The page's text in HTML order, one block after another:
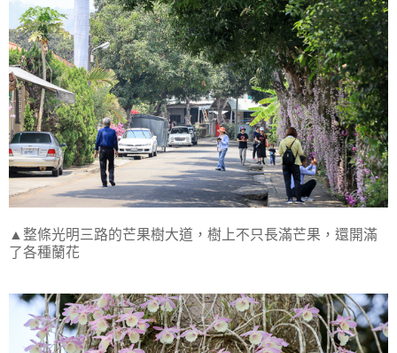
▲整條光明三路的芒果樹大道，樹上不只長滿芒果，還開滿
了各種蘭花